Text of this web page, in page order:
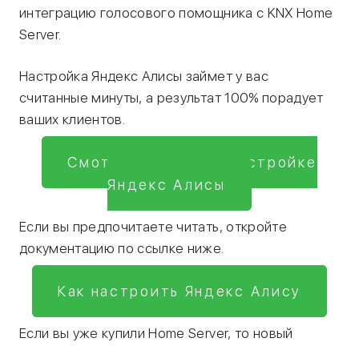
интеграцию голосового помощника c KNX Home
Server.
Настройка Яндекс Алисы займет у вас
считанные минуты, а результат 100% порадует
ваших клиентов.
Смотреть видео о настройке
Яндекс Алисы
Если вы предпочитаете читать, откройте
документацию по ссылке ниже.
Как настроить Яндекс Алису
Если вы уже купили Home Server, то новый